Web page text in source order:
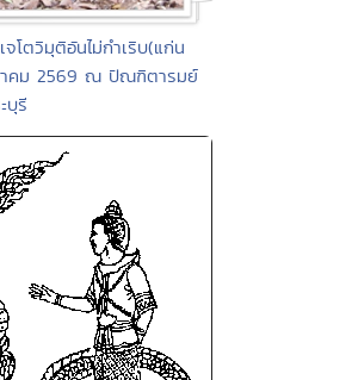
โตวิมุติอันไม่กำเริบ(แก่น
คม 2569 ณ ปัณฑิตารมย์
บุรี